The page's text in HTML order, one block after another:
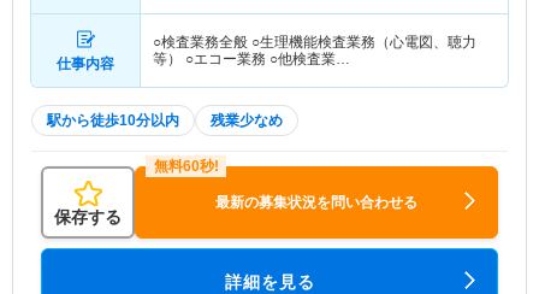
仕事内容
○検査業務全般 ○生理機能検査業務（心電図、聴力
等） ○エコー業務 ○他検査業…
駅から徒歩10分以内 残業少なめ
保存する
最新の募集状況を問い合わせる
詳細を見る